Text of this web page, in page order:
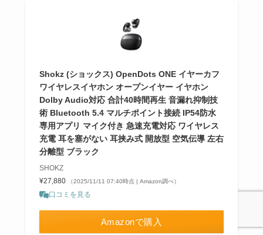
Shokz (ショックス) OpenDots ONE イヤーカフ
ワイヤレスイヤホン オープンイヤー イヤホン
Dolby Audio対応 合計40時間再生 音漏れ抑制技
術 Bluetooth 5.4 マルチポイント接続 IP54防水
専用アプリ マイク付き 急速充電対応 ワイヤレス
充電 耳を塞がない 耳挟み式 開放型 空気伝導 左右
分離型 ブラック
SHOKZ
¥27,880
（2025/11/11 07:40時点 | Amazon調べ）
口コミを見る
Amazonで購入